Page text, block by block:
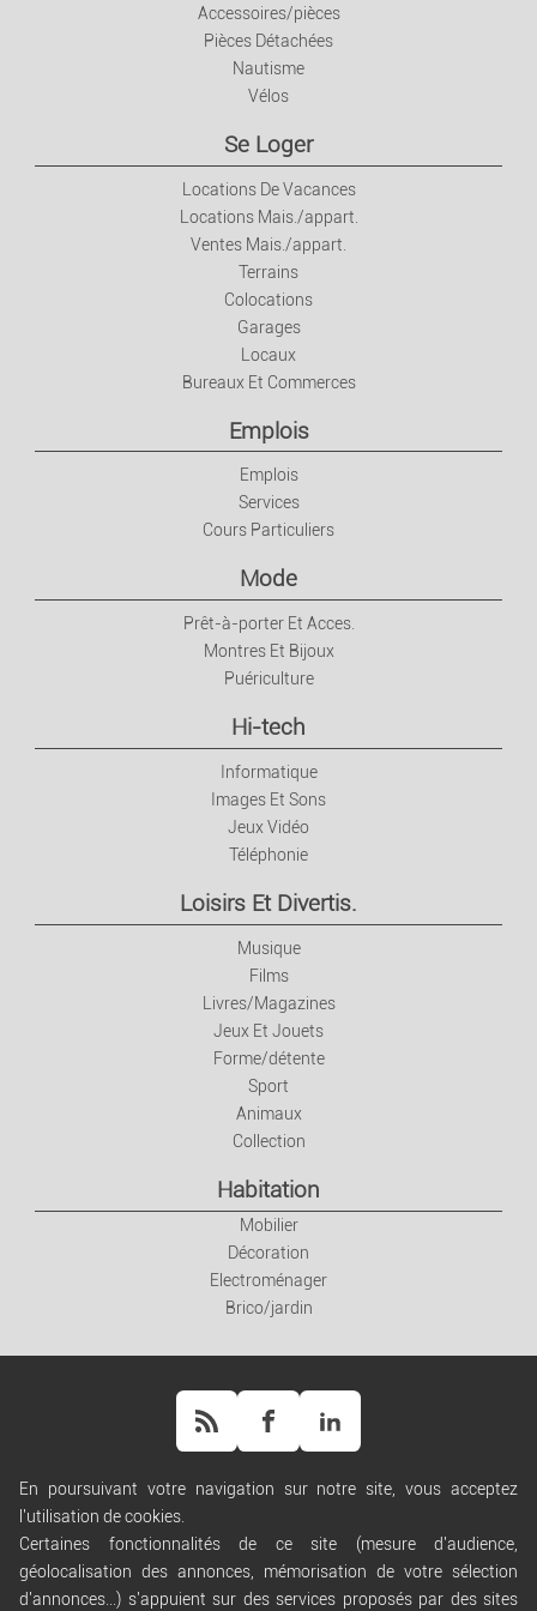
Accessoires/pièces
Pièces Détachées
Nautisme
Vélos
Se Loger
Locations De Vacances
Locations Mais./appart.
Ventes Mais./appart.
Terrains
Colocations
Garages
Locaux
Bureaux Et Commerces
Emplois
Emplois
Services
Cours Particuliers
Mode
Prêt-à-porter Et Acces.
Montres Et Bijoux
Puériculture
Hi-tech
Informatique
Images Et Sons
Jeux Vidéo
Téléphonie
Loisirs Et Divertis.
Musique
Films
Livres/Magazines
Jeux Et Jouets
Forme/détente
Sport
Animaux
Collection
Habitation
Mobilier
Décoration
Electroménager
Brico/jardin
Règles de diffusion
Conditions générales d'utilisation
Conditions générales de vente
En poursuivant votre navigation sur notre site, vous acceptez
l'utilisation de cookies.
Certaines fonctionnalités de ce site (mesure d'audience,
géolocalisation des annonces, mémorisation de votre sélection
d'annonces...) s'appuient sur des services proposés par des sites